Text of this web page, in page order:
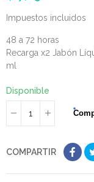
Impuestos incluidos
48 a 72 horas
Recarga x2 Jabón
ml
Disponible
COMPARTIR